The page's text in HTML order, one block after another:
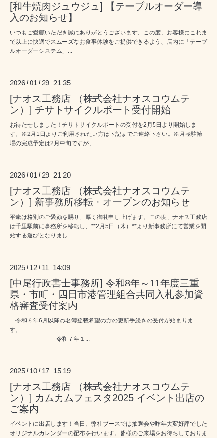
[和牛焼肉ジュウジュ] 【テーブルオーダー導
入のお知らせ】
いつもご愛顧いただき誠にありがとうございます。この度、お客様にこれま
で以上に快適でスムーズなお食事体験をご提供できるよう、店内に「テーブ
ルオーダーシステム」...
2026 /01 / 29 21:35
[ナオス工務店 （株式会社ナオスコウムテ
ン）] チサトサイクルポート受付開始
お待たせしました！チサトサイクルポートの受付を2月5日より開始しま
す。※2月1日よりご利用されたい方は下記までご連絡下さい。※月極駐輪
場の完成予定は2月中旬ですが、...
2026 /01 / 29 21:20
[ナオス工務店 （株式会社ナオスコウムテ
ン）] 新事務所移転・オープンのお知らせ
平素は格別のご愛顧を賜り、厚く御礼申し上げます。この度、ナオス工務店
は千里駅前に事務所を移転し、**2月5日（木）**より新事務所にて営業を開
始する運びとなりまし...
2025 / 12 / 11 14:09
[中尾行政書士事務所] 令和8年～11年度三重
県・市町・四日市港管理組合共同入札参加資
格審査受付案内
令和８年6月以降の名簿登載希望の方の更新手続きの受付が始まりま
す。
令和７年１...
2025 / 10 / 17 15:19
[ナオス工務店 （株式会社ナオスコウムテ
ン）] カムカムフェスタ2025 イベント出店の
ご案内
イベントに出店します！当日、弊社ブースでは抽選会や昨年大変好評でした
オリジナルカレンダーの配布を行います。皆様のご来場をお待ちしておりま